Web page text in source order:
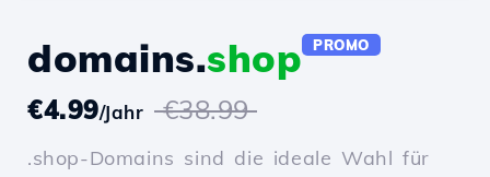
domains.shop PROMO
€4.99/Jahr €38.99
.shop-Domains sind die ideale Wahl für